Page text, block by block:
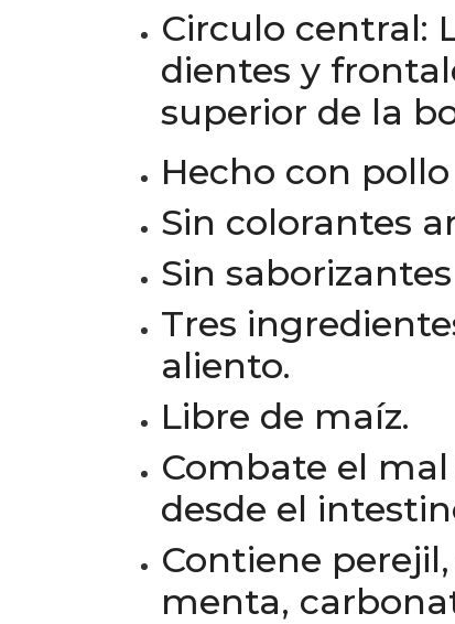
Circulo central:
dientes y
superior de la
Hecho con pollo
Sin colorantes
Sin
Tres
aliento.
Libre de maíz.
Combate el
desde el
Contiene
menta,